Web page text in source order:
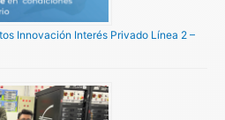
Innovación Interés Privado Línea 2 –